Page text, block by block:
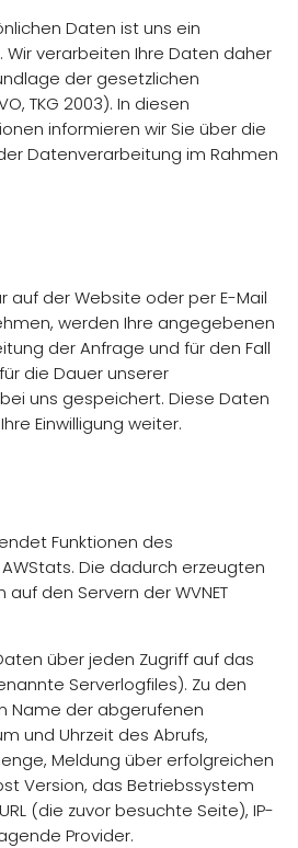
Daten ist uns ein
verarbeiten Ihre Daten daher
der gesetzlichen
TKG 2003). In diesen
informieren wir Sie über die
Datenverarbeitung im Rahmen
auf der Website oder per E-Mail
werden Ihre angegebenen
der Anfrage und für den Fall
die Dauer unserer
uns gespeichert. Diese Daten
Einwilligung weiter.
Funktionen des
Die dadurch erzeugten
den Servern der WVNET
über jeden Zugriff auf das
Serverlogfiles). Zu den
Name der abgerufenen
und Uhrzeit des Abrufs,
Meldung über erfolgreichen
Version, das Betriebssystem
(die zuvor besuchte Seite), IP-
Provider.